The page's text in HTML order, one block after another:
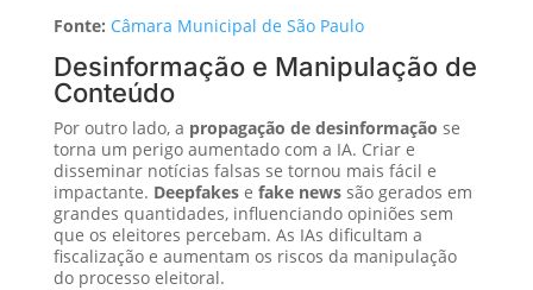
Fonte: Câmara Municipal de São Paulo
Desinformação e Manipulação de
Conteúdo
Por outro lado, a propagação de desinformação se
torna um perigo aumentado com a IA. Criar e
disseminar notícias falsas se tornou mais fácil e
impactante. Deepfakese fake newssão gerados em
grandes quantidades, influenciando opiniões sem
que os eleitores percebam. As IAs dificultam a
fiscalização e aumentam os riscos da manipulação
do processo eleitoral.